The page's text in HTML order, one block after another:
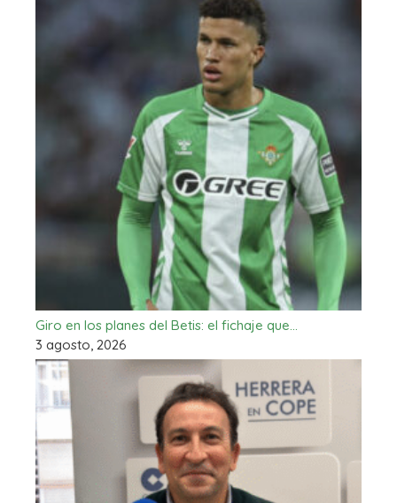
Giro en los planes del Betis: el fichaje que…
3 agosto, 2026